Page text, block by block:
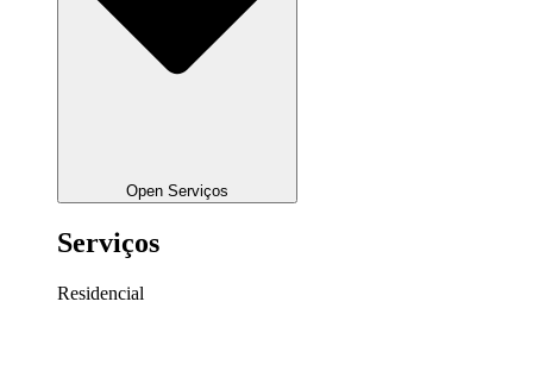
Open Serviços
Serviços
Residencial